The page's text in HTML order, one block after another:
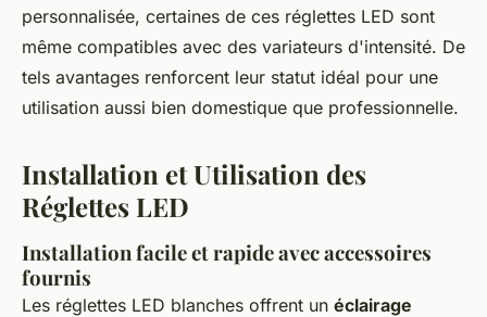
personnalisée, certaines de ces réglettes LED sont
même compatibles avec des variateurs d'intensité. De
tels avantages renforcent leur statut idéal pour une
utilisation aussi bien domestique que professionnelle.
Installation et Utilisation des
Réglettes LED
Installation facile et rapide avec accessoires
fournis
Les réglettes LED blanches offrent un éclairage